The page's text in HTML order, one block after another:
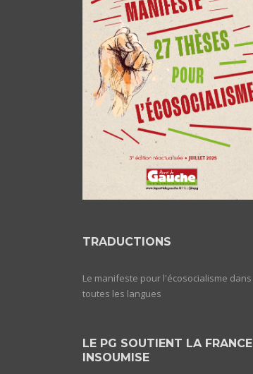
TRADUCTIONS
Le manifeste pour l'écosocialisme dans
toutes les langues
LE PG SOUTIENT LA FRANCE
INSOUMISE